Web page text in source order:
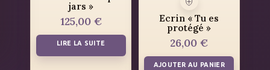
jars »
125,00 €
LIRE LA SUITE
Ecrin « Tu es
protégé »
26,00€
AJOUTER AU PANIER